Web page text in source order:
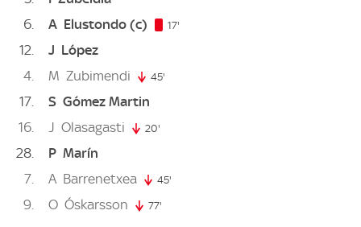
6
A Elustondo (c) 17'
12 J López
4
M Zubimendi 45'
17 S Gómez Martin
16
J Olasagasti 20'
28 P Marín
7
A Barrenetxea 45'
9 O Óskarsson 77'